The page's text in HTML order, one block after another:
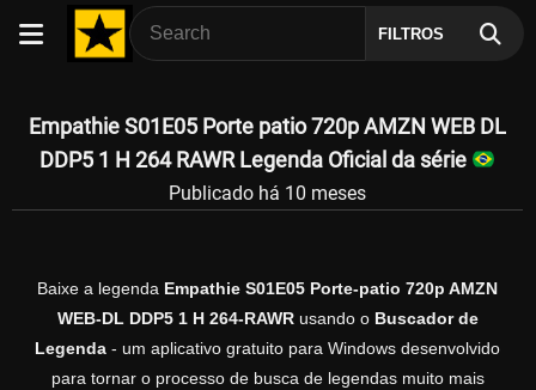
FILTROS
Empathie S01E05 Porte patio 720p AMZN WEB DL
DDP5 1 H 264 RAWR Legenda Oficial da série
Publicado há 10 meses
Baixe a legenda Empathie S01E05 Porte-patio 720p AMZN
WEB-DL DDP5 1 H 264-RAWRusando o Buscador de
Legenda - um aplicativo gratuito para Windows desenvolvido
para tornar o processo de busca de legendas muito mais